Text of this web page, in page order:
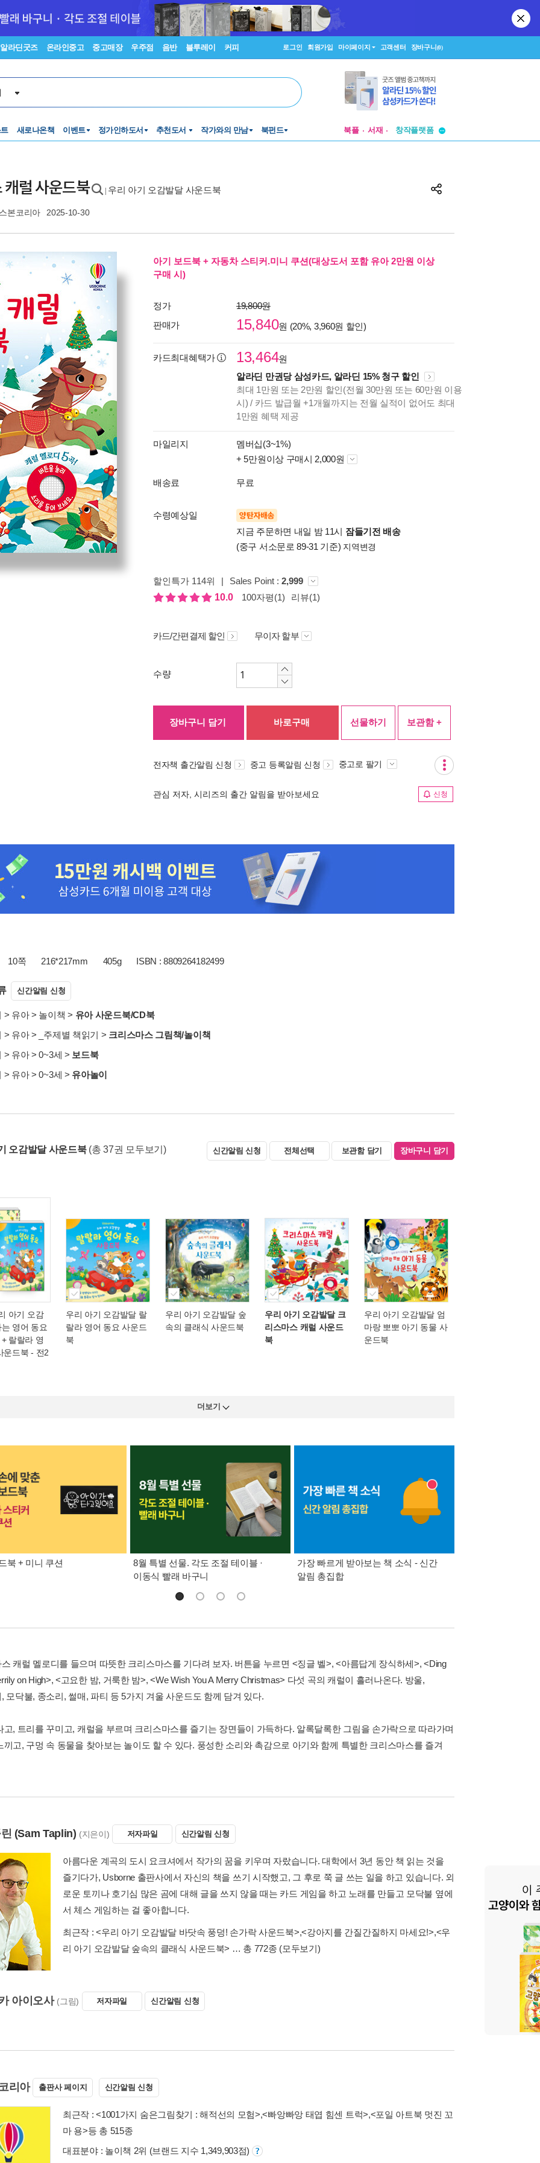
알라딘굿즈 온라인중고 중고매장 우주점 음반 블루레이 커피 로그인 회원가입 마이페이지 고객센터 장바구니(0)
새로나온책 이벤트 정가인하도서 추천도서 작가와의 만남 북펀드 북플 서재
창작플랫폼
캐럴 사운드북 우리 아기 오감발달 사운드북
본코리아 2025-10-30
아기 보드북 + 자동차 스티커.미니 쿠션(대상도서 포함 유아 2만원 이상
구매 시)
정가
19,800원
판매가
15,840원 (20%, 3,960원 할인)
카드최대혜택가 13,464원
알라딘 만권당 삼성카드, 알라딘 15% 청구 할인
최대 1만원 또는 2만원 할인(전월 30만원 또는 60만원 이용
시) / 카드 발급월 +1개월까지는 전월 실적이 없어도 최대
1만원 혜택 제공
마일리지
멤버십(3~1%)
+ 5만원이상 구매시 2,000원
배송료 무료
수령예상일 양탄자배송
지금 주문하면 내일 밤 11시 잠들기전 배송
(중구 서소문로 89-31 기준) 지역변경
할인특가 114위 | Sales Point : 2,999
10.0
100자평(1) 리뷰(1)
카드/간편결제 할인 무이자 할부
수량
장바구니 담기 바로구매 선물하기 보관함 +
전자책 출간알림 신청 중고 등록알림 신청 중고로 팔기
관심 저자, 시리즈의 출간 알림을 받아보세요 신청
10쪽 216*217mm 405g ISBN : 8809264182499
신간알림 신청
> 유아> 놀이책 > 유아 사운드북/CD북
> 유아> _주제별 책읽기 > 크리스마스 그림책/놀이책
> 유아>0~3세 > 보드북
> 유아>0~3세 > 유아놀이
오감발달 사운드북 (총 37권 모두보기) 신간알림 신청 전체선택 보관함 담기 장바구니 담기
아기 오감
영어 동요
랄랄라 영
운드북 - 전2
우리 아기 오감발달 랄
랄라 영어 동요 사운드
북
우리 아기 오감발달 숲
속의 클래식 사운드북
우리 아기 오감발달 크
리스마스 캐럴 사운드
북
우리 아기 오감발달 엄
마랑 뽀뽀 아기 동물 사
운드북
더보기
북 + 미니 쿠션
8월 특별 선물. 각도 조절 테이블 ·
이동식 빨래 바구니
가장 빠르게 받아보는 책 소식 - 신간
알림 총집합
캐럴 멜로디를 들으며 따뜻한 크리스마스를 기다려 보자. 버튼을 누르면 <징글 벨>, <아름답게 장식하세>, <Ding
on High>, <고요한 밤, 거룩한 밤>, <We Wish You A Merry Christmas> 다섯 곡의 캐럴이 흘러나온다. 방울,
모닥불, 종소리, 썰매, 파티 등 5가지 겨울 사운드도 함께 담겨 있다.
고, 트리를 꾸미고, 캐럴을 부르며 크리스마스를 즐기는 장면들이 가득하다. 알록달록한 그림을 손가락으로 따라가며
끼고, 구멍 속 동물을 찾아보는 놀이도 할 수 있다. 풍성한 소리와 촉감으로 아기와 함께 특별한 크리스마스를 즐겨
(Sam Taplin) (지은이) 저자파일 신간알림 신청
아름다운 계곡의 도시 요크셔에서 작가의 꿈을 키우며 자랐습니다. 대학에서 3년 동안 책 읽는 것을
즐기다가, Usborne 출판사에서 자신의 책을 쓰기 시작했고, 그 후로 쭉 글 쓰는 일을 하고 있습니다. 외
로운 토끼나 호기심 많은 곰에 대해 글을 쓰지 않을 때는 카드 게임을 하고 노래를 만들고 모닥불 옆에
서 체스 게임하는 걸 좋아합니다.
최근작 :<우리 아기 오감발달 바닷속 풍덩! 손가락 사운드북>,<강아지를 간질간질하지 마세요!>,<우
리 아기 오감발달 숲속의 클래식 사운드북> … 총 772종 (모두보기)
아이오사 (그림) 저자파일 신간알림 신청
리아 출판사 페이지 신간알림 신청
최근작 :<1001가지 숨은그림찾기 : 해적선의 모험>,<빠앙빠앙 태엽 힘센 트럭>,<포일 아트북 멋진 꼬
마 용>등 총 515종
대표분야 : 놀이책 2위 (브랜드 지수 1,349,903점)